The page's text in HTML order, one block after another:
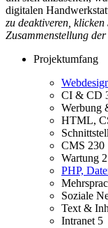
digitalen
zu deaktiveren,
Zusammenstellung
Projektumfang
CI & CD
Werbung
HTML,
CMS 230
Wartung
PHP,
Soziale
Text &
Intranet 5